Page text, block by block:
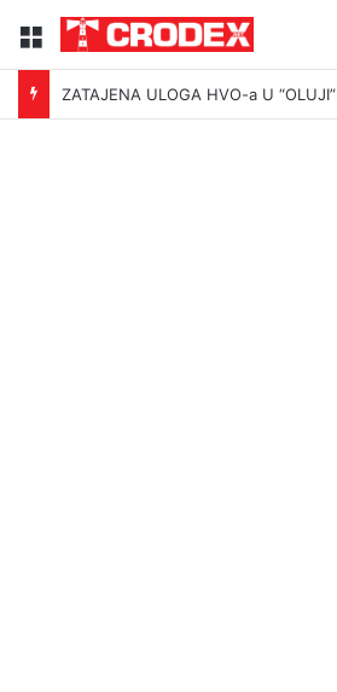
Menu
ZATAJENA ULOGA HVO-a U “OLUJI”